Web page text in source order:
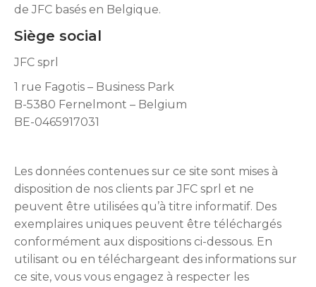
de JFC basés en Belgique.
Siège social
JFC sprl
1 rue Fagotis – Business Park
B-5380 Fernelmont – Belgium
BE-0465917031
Les données contenues sur ce site sont mises à
disposition de nos clients par JFC sprl et ne
peuvent être utilisées qu’à titre informatif. Des
exemplaires uniques peuvent être téléchargés
conformément aux dispositions ci-dessous. En
utilisant ou en téléchargeant des informations sur
ce site, vous vous engagez à respecter les